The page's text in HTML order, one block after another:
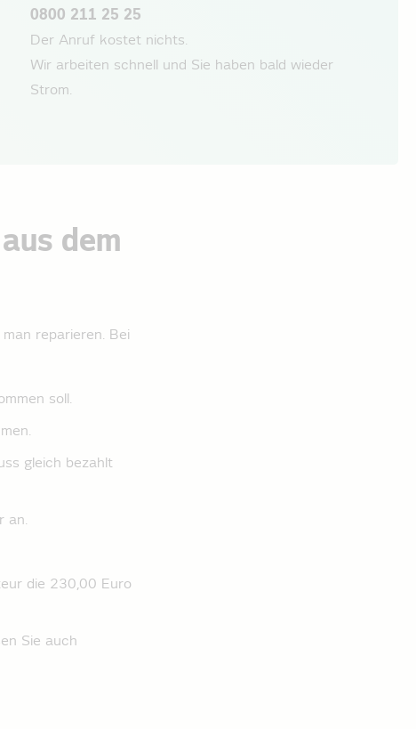
0800 211 25 25
Der Anruf kostet nichts.
Wir arbeiten schnell und Sie haben bald wieder
Strom.
dem
reparieren. Bei
soll.
gleich bezahlt
an.
die 230,00 Euro
Sie auch